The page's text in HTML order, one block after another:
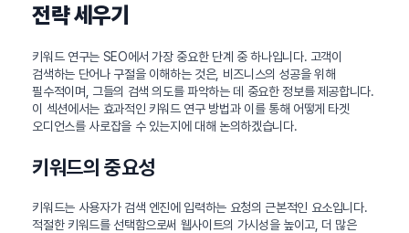
전략 세우기
키워드 연구는 SEO에서 가장 중요한 단계 중 하나입니다. 고객이
검색하는 단어나 구절을 이해하는 것은, 비즈니스의 성공을 위해
필수적이며, 그들의 검색 의도를 파악하는 데 중요한 정보를 제공합니다.
이 섹션에서는 효과적인 키워드 연구 방법과 이를 통해 어떻게 타겟
오디언스를 사로잡을 수 있는지에 대해 논의하겠습니다.
키워드의 중요성
키워드는 사용자가 검색 엔진에 입력하는 요청의 근본적인 요소입니다.
적절한 키워드를 선택함으로써 웹사이트의 가시성을 높이고, 더 많은